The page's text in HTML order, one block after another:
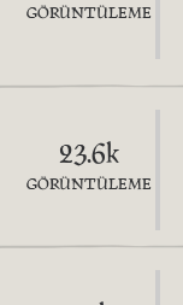
GÖRÜNTÜLEME
23.6k
GÖRÜNTÜLEME